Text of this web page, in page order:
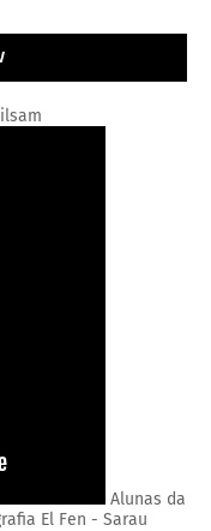
Alunas da
El Fen - Sarau